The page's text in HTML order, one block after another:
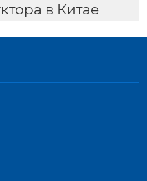
в Китае